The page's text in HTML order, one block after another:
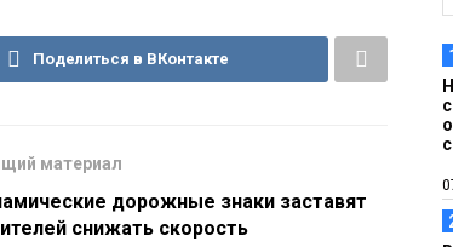
Поделиться в ВКонтакте
материал
дорожные знаки заставят
снижать скорость